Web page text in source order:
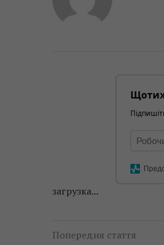
загрузка...
Попередня стаття